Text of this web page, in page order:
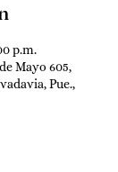
p.m.
Mayo 605,
Pue.,